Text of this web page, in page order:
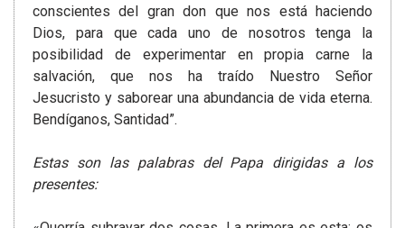
conscientes del gran don que nos está haciendo
Dios, para que cada uno de nosotros tenga la
posibilidad de experimentar en propia carne la
salvación, que nos ha traído Nuestro Señor
Jesucristo y saborear una abundancia de vida eterna.
Bendíganos, Santidad”.
Estas son las palabras del Papa dirigidas a los
presentes: